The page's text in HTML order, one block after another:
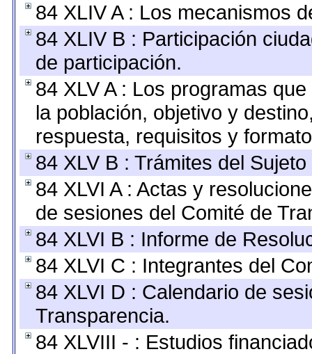
84 XLIV A : Los mecanismos
84 XLIV B : Participación
de participación.
84 XLV A : Los programas
la población, objetivo y
respuesta, requisitos y
84 XLV B : Trámites del
84 XLVI A : Actas y
de sesiones del Comité de
84 XLVI B : Informe de
84 XLVI C : Integrantes del
84 XLVI D : Calendario de
Transparencia.
84 XLVIII - : Estudios